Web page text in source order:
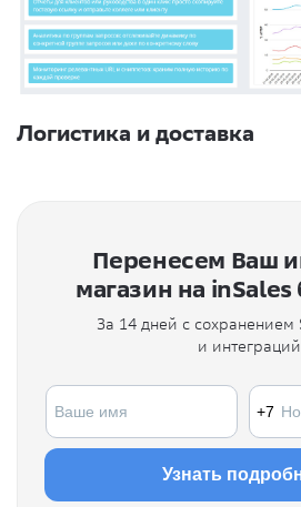
Логистика и доставка
Перенесем Ваш
магазин на inSales
За 14 дней с сохранением
и интеграций